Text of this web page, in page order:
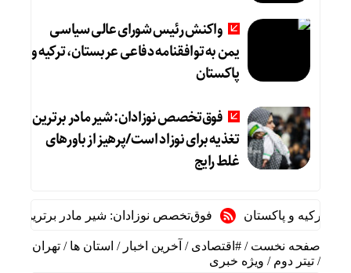
واکنش رئیس شورای عالی سیاسی
یمن به توافقنامه دفاعی عربستان، ترکیه و
پاکستان
فوق‌تخصص نوزادان: شیر مادر برترین
تغذیه برای نوزاد است/پرهیز از باورهای
غلط رایج
و پاکستان فوق‌تخصص نوزادان: شیر مادر برترین تغذیه
صفحه نخست / #اقتصادی / آخرین اخبار / استان ها / تهران
/ تیتر دوم / ویژه خبری